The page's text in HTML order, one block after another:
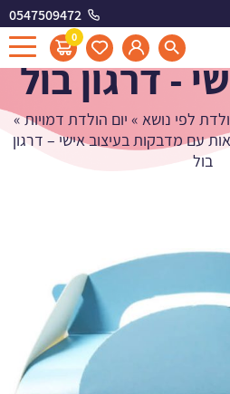
0547509472
0
עם מדבקות
- דרגון בול
לפי נושא » יום הולדת דמויות»
עם מדבקות בעיצוב אישי – דרגון
בול